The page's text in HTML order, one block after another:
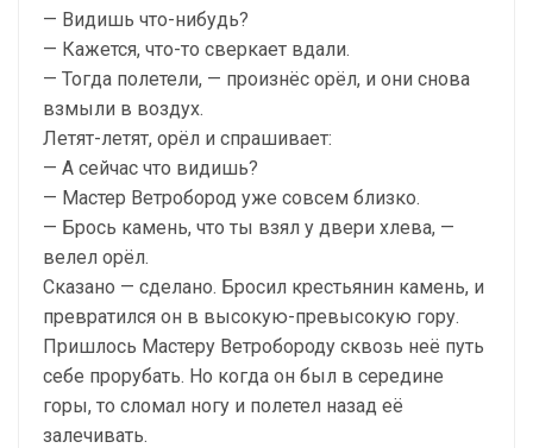
— Видишь что-нибудь?
— Кажется, что-то сверкает вдали.
— Тогда полетели, — произнёс орёл, и они снова
взмыли в воздух.
Летят-летят, орёл и спрашивает:
— А сейчас что видишь?
— Мастер Ветробород уже совсем близко.
— Брось камень, что ты взял у двери хлева, —
велел орёл.
Сказано — сделано. Бросил крестьянин камень, и
превратился он в высокую-превысокую гору.
Пришлось Мастеру Ветробороду сквозь неё путь
себе прорубать. Но когда он был в середине
горы, то сломал ногу и полетел назад её
залечивать.